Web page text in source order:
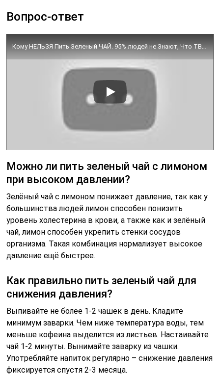
Вопрос-ответ
Можно ли пить зеленый чай с лимоном
при высоком давлении?
Зелёный чай с лимоном понижает давление, так как у
большинства людей лимон способен понизить
уровень холестерина в крови, а также как и зелёный
чай, лимон способен укрепить стенки сосудов
организма. Такая комбинация нормализует высокое
давление ещё быстрее.
Как правильно пить зеленый чай для
снижения давления?
Выпивайте не более 1-2 чашек в день. Кладите
минимум заварки. Чем ниже температура воды, тем
меньше кофеина выделится из листьев. Настаивайте
чай 1-2 минуты. Вынимайте заварку из чашки.
Употребляйте напиток регулярно – снижение давления
фиксируется спустя 2-3 месяца.